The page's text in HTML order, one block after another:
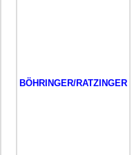
BÖHRINGER/RATZINGER